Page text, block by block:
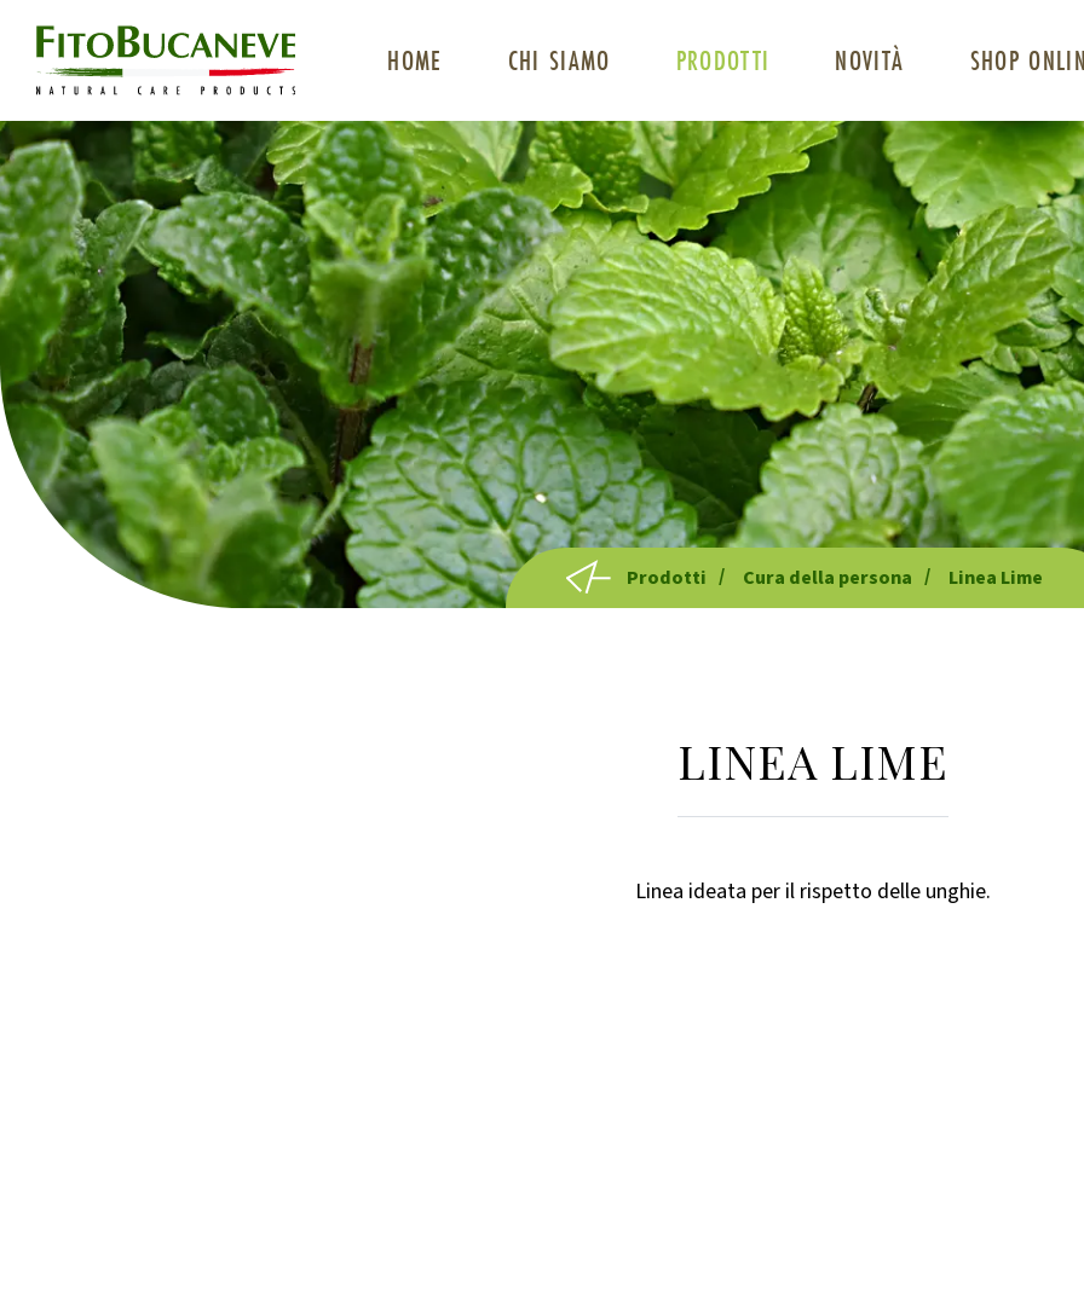
HOME CHI SIAMO PRODOTTI NOVITÀ SHOP
Prodotti Cura della persona Linea Lime
LINEA LIME
Linea ideata per il rispetto delle unghie.